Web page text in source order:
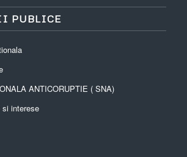
PUBLICE
ANTICORUPTIE ( SNA)
si interese